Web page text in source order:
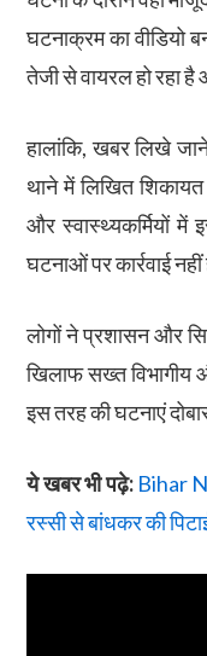
घटनाक्रम का वीडियो
तेजी से वायरल हो रहा है
हालांकि, खबर लिखे
थाने में लिखित शिकायत
और स्वास्थ्यकर्मियों में
घटनाओं पर कार्रवाई
लोगों ने प्रशासन और
खिलाफ सख्त विभागीय
इस तरह की घटनाएं
ये खबर भी पढ़े: Bihar
रस्सी से बांधकर की